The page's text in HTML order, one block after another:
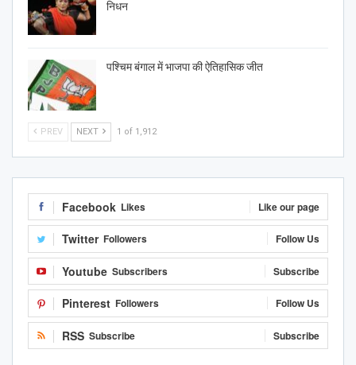
निधन
पश्चिम बंगाल में भाजपा की ऐतिहासिक जीत
PREV NEXT 1 of 1,912
Facebook Likes Like our page
Twitter Followers Follow Us
Youtube Subscribers Subscribe
Pinterest Followers Follow Us
RSS Subscribe Subscribe